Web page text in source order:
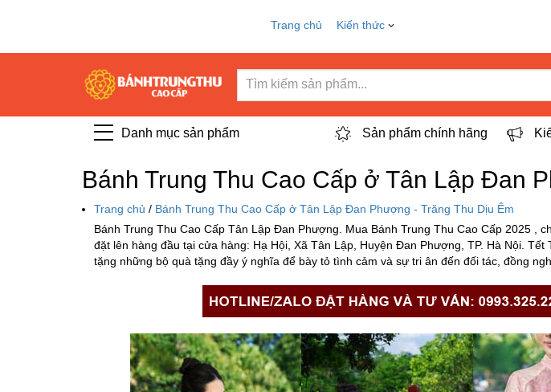
Trang chủ Kiến thức
Danh mục sản phẩm Sản phẩm chính hãng
Bánh Trung Thu Cao Cấp ở Tân Lập Đan
Trang chủ / Bánh Trung Thu Cao Cấp ở Tân Lập Đan Phượng - Trăng Thu Dịu Êm
Bánh Trung Thu Cao Cấp Tân Lập Đan Phượng. Mua Bánh Trung Thu Cao Cấp 2025 ,
đặt lên hàng đầu tại cửa hàng: Hạ Hội, Xã Tân Lập, Huyện Đan Phượng, TP. Hà Nội. Tết
tặng những bộ quà tặng đầy ý nghĩa để bày tỏ tình cảm và sự tri ân đến đối tác, đồng